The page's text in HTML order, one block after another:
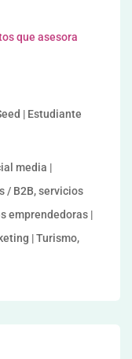
que asesora
| Estudiante
media |
/ B2B, servicios
emprendedoras |
| Turismo,